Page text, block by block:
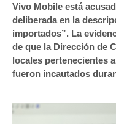
Vivo Mobile está
deliberada en la
importados”. La
de que la Dirección de
locales pertenecientes
fueron incautados